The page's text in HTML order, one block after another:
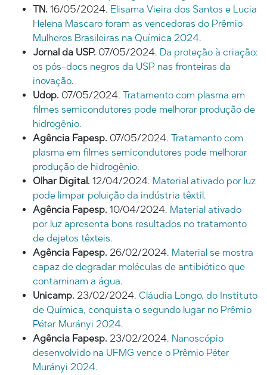
TN. 16/05/2024. Elisama Vieira dos Santos e Lucia
Helena Mascaro foram as vencedoras do Prêmio
Mulheres Brasileiras na Química 2024.
Jornal da USP. 07/05/2024. Da proteção à criação:
os pós-docs negros da USP nas fronteiras da
inovação.
Udop. 07/05/2024. Tratamento com plasma em
filmes semicondutores pode melhorar produção de
hidrogênio.
Agência Fapesp. 07/05/2024. Tratamento com
plasma em filmes semicondutores pode melhorar
produção de hidrogênio.
Olhar Digital. 12/04/2024. Material ativado por luz
pode limpar poluição da indústria têxtil.
Agência Fapesp. 10/04/2024. Material ativado
por luz apresenta bons resultados no tratamento
de dejetos têxteis.
Agência Fapesp. 26/02/2024. Material se mostra
capaz de degradar moléculas de antibiótico que
contaminam a água.
Unicamp. 23/02/2024. Cláudia Longo, do Instituto
de Química, conquista o segundo lugar no Prêmio
Péter Murányi 2024.
Agência Fapesp. 23/02/2024. Nanoscópio
desenvolvido na UFMG vence o Prêmio Péter
Murányi 2024.